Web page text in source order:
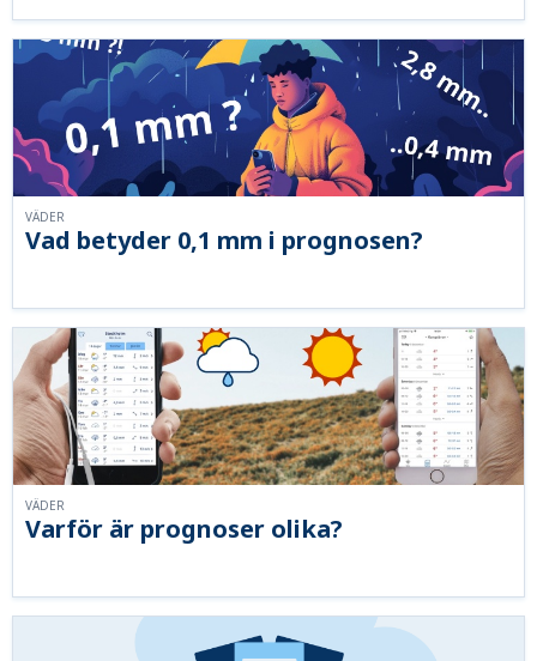
Vad betyder 0,1 mm i prognosen?
VÄDER
Varför är prognoser olika?
VÄDER